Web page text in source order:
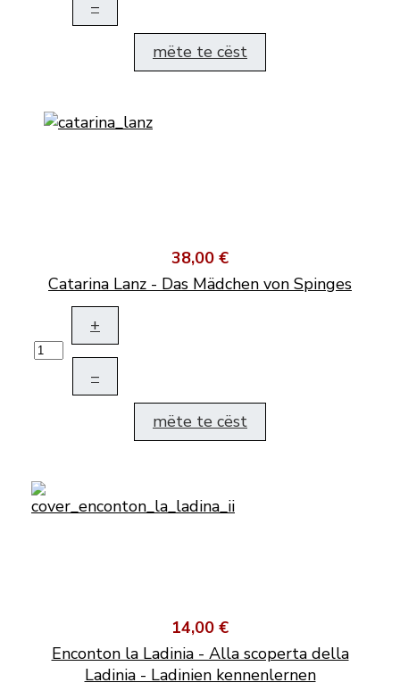
–
mëte te cëst
38,00 €
Catarina Lanz - Das Mädchen von Spinges
+
–
mëte te cëst
14,00 €
Enconton la Ladinia - Alla scoperta della
Ladinia - Ladinien kennenlernen